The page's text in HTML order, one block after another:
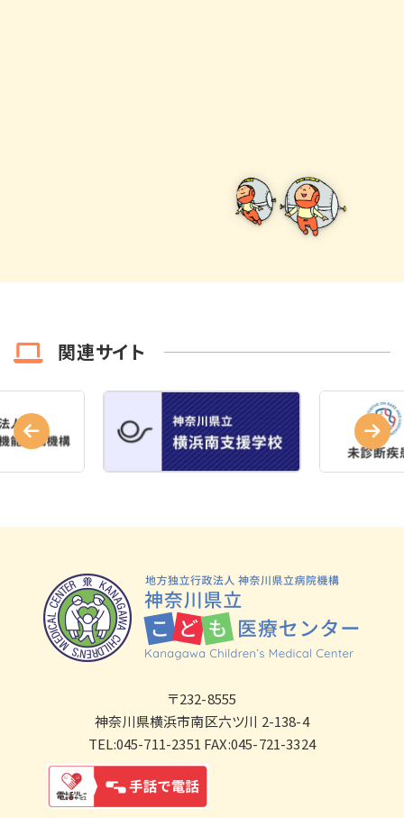
関連サイト
〒232-8555
神奈川県横浜市南区六ツ川 2-138-4
TEL:045-711-2351 FAX:045-721-3324